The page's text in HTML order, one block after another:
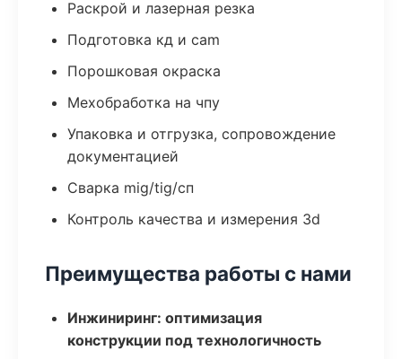
Раскрой и лазерная резка
Подготовка кд и cam
Порошковая окраска
Мехобработка на чпу
Упаковка и отгрузка, сопровождение
документацией
Сварка mig/tig/сп
Контроль качества и измерения 3d
Преимущества работы с нами
Инжиниринг: оптимизация
конструкции под технологичность